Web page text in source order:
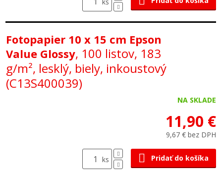
Fotopapier 10 x 15 cm Epson
Value Glossy, 100 listov, 183
g/m², lesklý, biely, inkoustový
(C13S400039)
NA SKLADE
11,90 €
9,67 € bez DPH
ks Pridať do košíka